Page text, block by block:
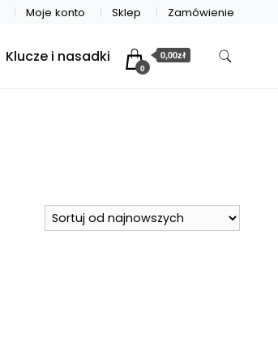
Moje konto Sklep Zamówienie
Klucze i nasadki
0
0,00zł